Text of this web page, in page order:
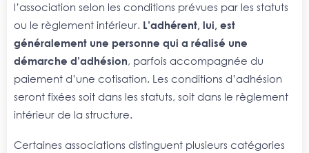
l’association selon les conditions prévues par les statuts
ou le règlement intérieur. L’adhérent, lui, est
généralement une personne qui a réalisé une
démarche d’adhésion, parfois accompagnée du
paiement d’une cotisation. Les conditions d’adhésion
seront fixées soit dans les statuts, soit dans le règlement
intérieur de la structure.
Certaines associations distinguent plusieurs catégories